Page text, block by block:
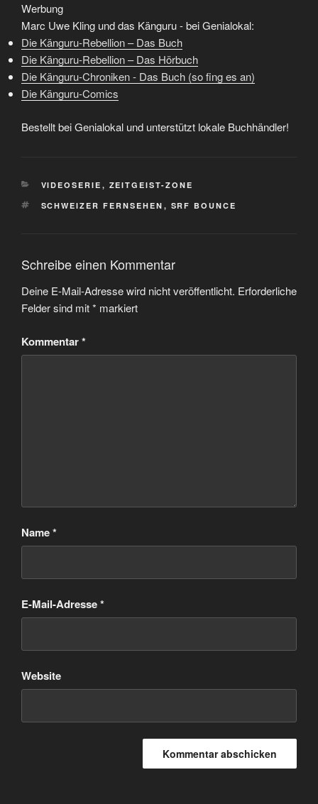
Werbung
Marc Uwe Kling und das Känguru - bei Genialokal:
Die Känguru-Rebellion – Das Buch
Die Känguru-Rebellion – Das Hörbuch
Die Känguru-Chroniken - Das Buch (so fing es an)
Die Känguru-Comics
Bestellt bei Genialokal und unterstützt lokale Buchhändler!
KATEGORIEN
VIDEOSERIE , ZEITGEIST-ZONE
SCHLAGWÖRTER
SCHWEIZER FERNSEHEN , SRF BOUNCE
Schreibe einen Kommentar
Deine E-Mail-Adresse wird nicht veröffentlicht. Erforderliche
Felder sind mit* markiert
Kommentar*
Name*
E-Mail-Adresse*
Website